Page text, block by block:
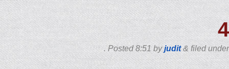
Posted8:51byjudit &filed